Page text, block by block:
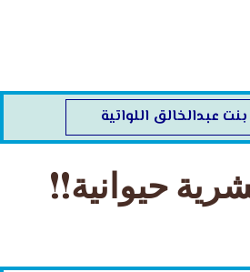
عبدالخالق اللواتية
حيوانية!!